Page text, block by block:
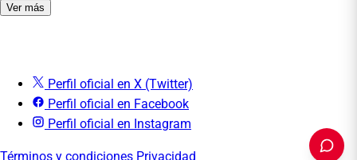
Ver más
Perfil oficial en X (Twitter)
Perfil oficial en Facebook
Perfil oficial en Instagram
Términos y condiciones Privacidad